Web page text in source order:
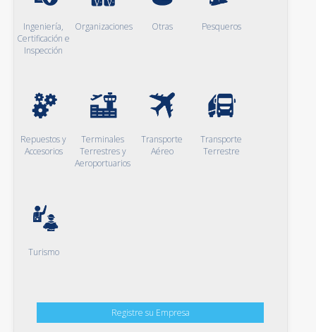
Ingeniería,
Certificación e
Inspección
Organizaciones Otras Pesqueros
Repuestos y
Accesorios
Terminales
Terrestres y
Aeroportuarios
Transporte
Aéreo
Transporte
Terrestre
Turismo
Registre su Empresa